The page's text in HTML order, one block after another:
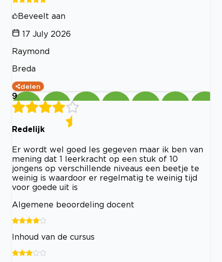
Beveelt aan
17 July 2026
Raymond
Breda
delen
9
Redelijk
Er wordt wel goed les gegeven maar ik ben van
mening dat 1 leerkracht op een stuk of 10
jongens op verschillende niveaus een beetje te
weinig is waardoor er regelmatig te weinig tijd
voor goede uit is
Algemene beoordeling docent
Inhoud van de cursus